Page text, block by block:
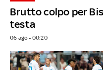
Brutto colpo per
testa
06 ago - 00:20